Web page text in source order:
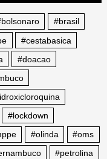
#brasil
#cestabasica
#doacao
#lockdown
#olinda
#oms
#petrolina